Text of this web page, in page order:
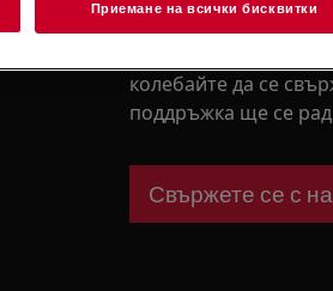
Ако не сте сигурни
можете да откриете
колебайте да се
поддръжка ще се
Свържете се с
Приемане на всички бисквитки